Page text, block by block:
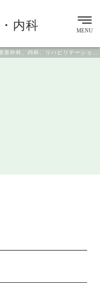
足立区 交通事故治療 常磐線・千代田線の綾瀬駅西口1分 整形外科、内科、リハビリテーション科
内科 MENU